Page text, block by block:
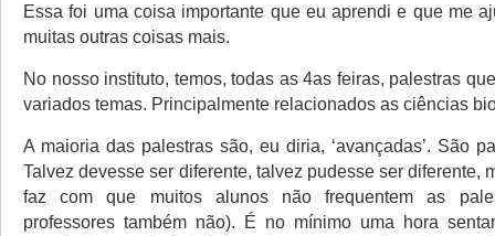
Essa foi uma coisa importante que eu aprendi e que me
muitas outras coisas mais.
No nosso instituto, temos, todas as 4as feiras, palestras
variados temas. Principalmente relacionados as ciências
A maioria das palestras são, eu diria, ‘avançadas’. São
Talvez devesse ser diferente, talvez pudesse ser diferente,
faz com que muitos alunos não frequentem as
professores também não). É no mínimo uma hora